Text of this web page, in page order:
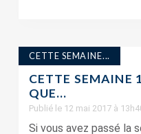
CETTE SEMAINE...
CETTE SEMAINE
QUE…
Publié le 12 mai 2017 à
Si vous avez passé la